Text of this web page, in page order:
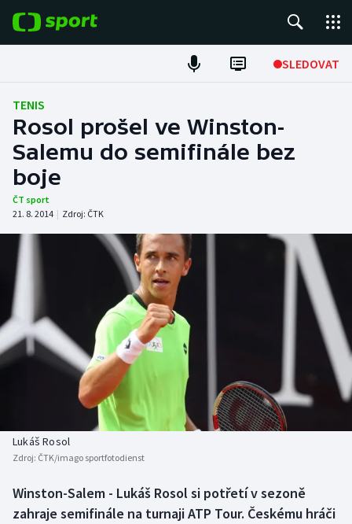
SLEDOVAT
Fotbal
Hokej
Tenis
Atletika
DALŠÍ SPORTY
Americký fotbal
Baseball a softbal
Basketbal
Biatlon
Box
NEPŘEHLÉDNĚTE
Soutěže
Historické návraty
Aplikace ČT sport
TENIS
Rosol prošel ve Winston-
Salemu do semifinále bez
boje
ČT sport
21. 8. 2014 | Zdroj: ČTK
Lukáš Rosol
Zdroj: ČTK/imago sportfotodienst
Winston-Salem - Lukáš Rosol si potřetí v sezoně
zahraje semifinále na turnaji ATP Tour. Českému hráči